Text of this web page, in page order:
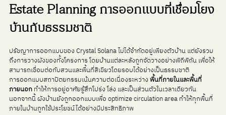
Estate Planning การออกแบบที่เชื่อมโยง
บ้านกับธรรมชาติ
ปรัชญาการออกแบบของ Crystal Solana ไม่ได้จำกัดอยู่เพียงตัวบ้าน แต่ยังรวม
ถึงการวางผังของทั้งโครงการ โดยบ้านแต่ละหลังถูกจัดวางอย่างพิถีพิถัน เพื่อให้
สามารถเชื่อมต่อกับสวนและพื้นที่สีเขียวโดยรอบได้อย่างเป็นธรรมชาติ
การออกแบบสถาปัตยกรรมเน้นความต่อเนื่องระหว่าง พื้นที่ภายในและพื้นที่
ภายนอก ทำให้การอยู่อาศัยรู้สึกโปร่ง โล่ง และเป็นส่วนตัวในเวลาเดียวกัน
นอกจากนี้ ผังบ้านยังถูกออกแบบเพื่อ optimize circulation area ทำให้ทุกพื้นที่
ภายในบ้านถูกใช้ประโยชน์ได้อย่างมีประสิทธิภาพ